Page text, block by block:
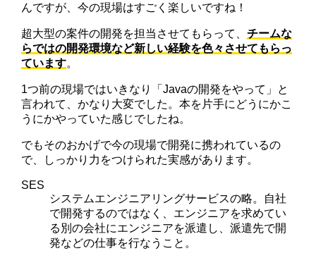
んですが、今の現場はすごく楽しいですね！
超大型の案件の開発を担当させてもらって、チームな
らではの開発環境など新しい経験を色々させてもらっ
ています。
1つ前の現場ではいきなり「Javaの開発をやって」と
言われて、かなり大変でした。本を片手にどうにかこ
うにかやっていた感じでしたね。
でもそのおかげで今の現場で開発に携われているの
で、しっかり力をつけられた実感があります。
SES
システムエンジニアリングサービスの略。自社
で開発するのではなく、エンジニアを求めてい
る別の会社にエンジニアを派遣し、派遣先で開
発などの仕事を行なうこと。